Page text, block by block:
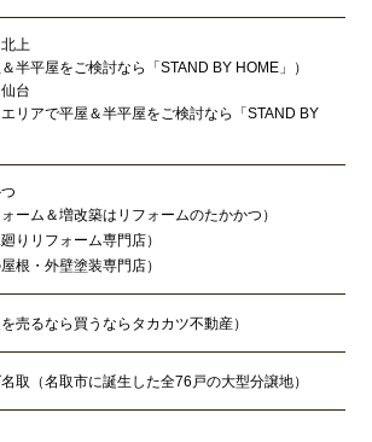
上
半平屋をご検討なら「STAND BY HOME」）
台
エリアで平屋＆半平屋をご検討なら「STAND BY
ーム＆増改築はリフォームのたかかつ）
りリフォーム専門店）
根・外壁塗装専門店）
売るなら買うならタカカツ不動産）
取（名取市に誕生した全76戸の大型分譲地）